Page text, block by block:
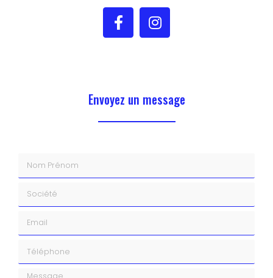
Envoyez un message
Message